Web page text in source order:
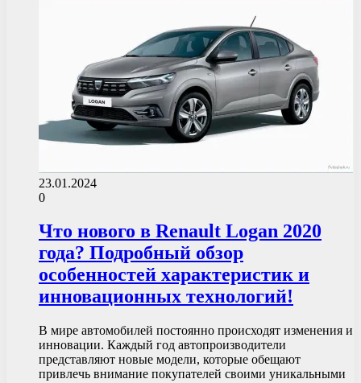
23.01.2024
0
Что нового в Renault Logan 2020
года? Подробный обзор
особенностей характеристик и
инновационных технологий!
В мире автомобилей постоянно происходят изменения и
инновации. Каждый год автопроизводители
представляют новые модели, которые обещают
привлечь внимание покупателей своими уникальными